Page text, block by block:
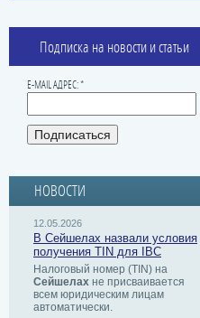
Подписка на новости и статьи
E-MAIL АДРЕС: *
НОВОСТИ
12.05.2026
В Сейшелах назвали условия
получения TIN для IBC
Налоговый номер (TIN) на
Сейшелах не присваивается
всем юридическим лицам
автоматически.